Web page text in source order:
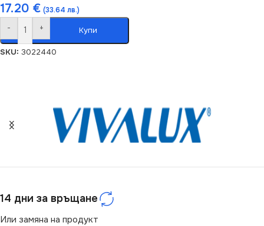
17.20 € (33.64 лв.)
- + Купи
SKU: 3022440
14 дни за връщане
Или замяна на продукт